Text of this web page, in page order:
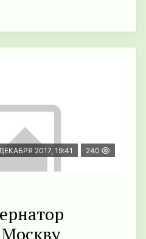
2017, 19:41 240